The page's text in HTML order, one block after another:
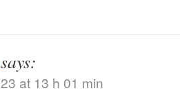
says:
at 13 h 01 min